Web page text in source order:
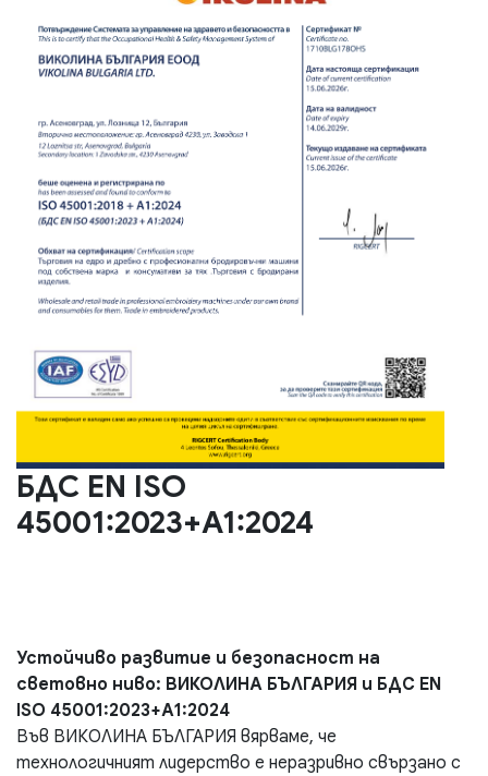
БДС EN ISO
45001:2023+A1:2024
Устойчиво развитие и безопасност на
световно ниво: ВИКОЛИНА БЪЛГАРИЯ и БДС EN
ISO 45001:2023+A1:2024
Във ВИКОЛИНА БЪЛГАРИЯ вярваме, че
технологичният лидерство е неразривно свързано с